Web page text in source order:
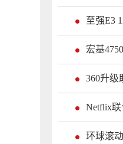
至强E3
宏基
360升级
Netflix
环球滚